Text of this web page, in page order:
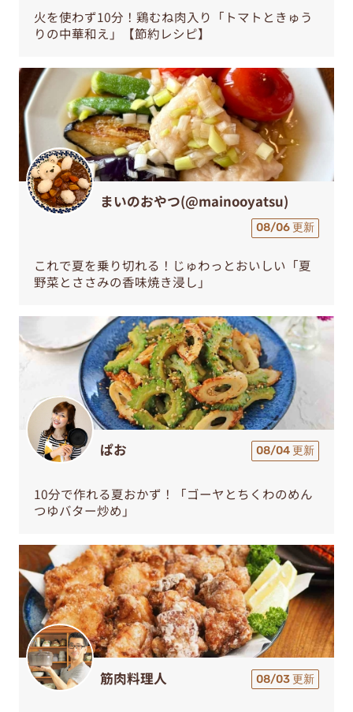
火を使わず10分！鶏むね肉入り「トマトときゅう
りの中華和え」【節約レシピ】
まいのおやつ(@mainooyatsu)
08/06 更新
これで夏を乗り切れる！じゅわっとおいしい「夏
野菜とささみの香味焼き浸し」
ぱお 08/04 更新
10分で作れる夏おかず！「ゴーヤとちくわのめん
つゆバター炒め」
筋肉料理人 08/03 更新